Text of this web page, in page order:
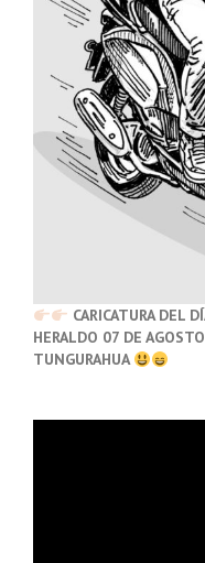
CARICATURA DEL
HERALDO 07 DE
TUNGURAHUA